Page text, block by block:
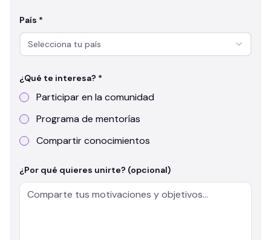
País *
Selecciona tu país
¿Qué te interesa? *
Participar en la comunidad
Programa de mentorías
Compartir conocimientos
¿Por qué quieres unirte? (opcional)